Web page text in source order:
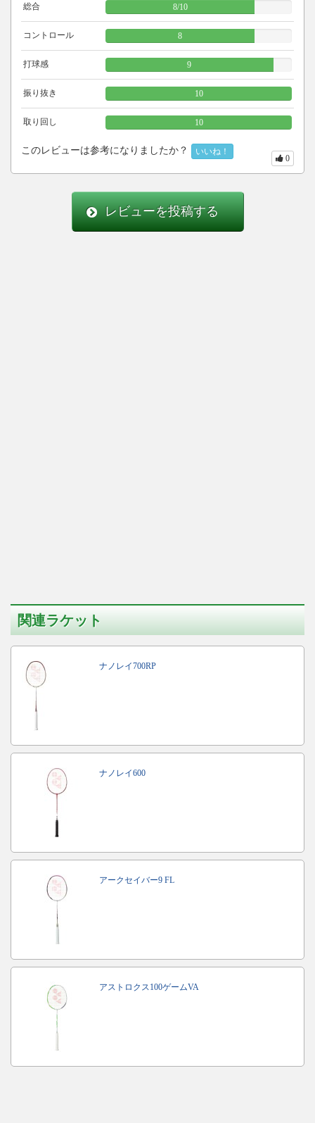
総合 8/10
コントロール 8
打球感 9
振り抜き 10
取り回し 10
このレビューは参考になりましたか？ いいね！
0
レビューを投稿する
関連ラケット
ナノレイ700RP
ナノレイ600
アークセイバー9 FL
アストロクス100ゲームVA